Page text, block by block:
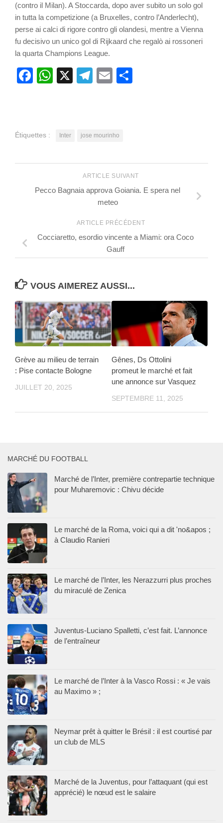
(contro il Milan). A Stoccarda, dopo aver subito un solo gol
in tutta la competizione (a Bruxelles, contro l’Anderlecht),
perse ai calci di rigore contro gli olandesi, mentre a Vienna
fu decisivo un unico gol di Rijkaard che regalò ai rossoneri
la quarta Champions League.
Facebook
WhatsApp
X Telegram
Email
Étiquettes : Inter jose mourinho
ARTICLE SUIVANT
Pecco Bagnaia approva Goiania. E spera nel
meteo
ARTICLE PRÉCÉDENT
Cocciaretto, esordio vincente a Miami: ora Coco
Gauff
VOUS AIMEREZ AUSSI...
Grève au milieu de terrain
: Pise contacte Bologne
JUILLET 20, 2025
Gênes, Ds Ottolini
promeut le marché et fait
une annonce sur Vasquez
SEPTEMBRE 11, 2025
MARCHÉ DU FOOTBALL
Marché de l’Inter, première contrepartie technique
pour Muharemovic : Chivu décide
Le marché de la Roma, voici qui a dit 'no&apos ;
à Claudio Ranieri
Le marché de l’Inter, les Nerazzurri plus proches
du miraculé de Zenica
Juventus-Luciano Spalletti, c’est fait. L’annonce
de l’entraîneur
Le marché de l’Inter à la Vasco Rossi : « Je vais
au Maximo » ;
Neymar prêt à quitter le Brésil : il est courtisé par
un club de MLS
Marché de la Juventus, pour l’attaquant (qui est
apprécié) le nœud est le salaire